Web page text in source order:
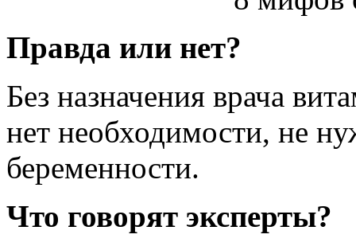
Правда или нет?
Без назначения врача
нет необходимости, не
беременности.
Что говорят эксперты?